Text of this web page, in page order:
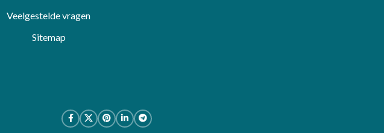
Veelgestelde vragen
Sitemap